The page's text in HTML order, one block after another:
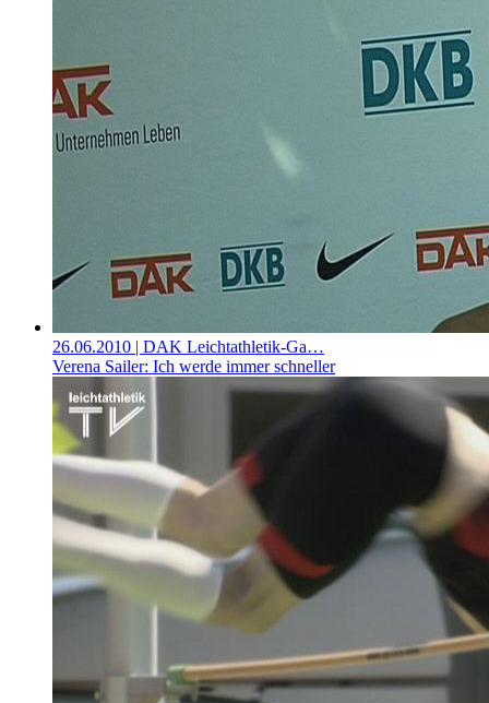
26.06.2010 | DAK Leichtathletik-Ga…
Verena Sailer: Ich werde immer schneller